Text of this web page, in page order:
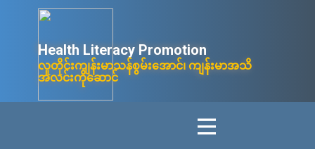
Health Litera​cy ​Promotion
လူတိုင်းကျန်းမာသန်စွမ်းအောင်၊ ကျန်းမာအသိ
အလင်းကိုဆောင်